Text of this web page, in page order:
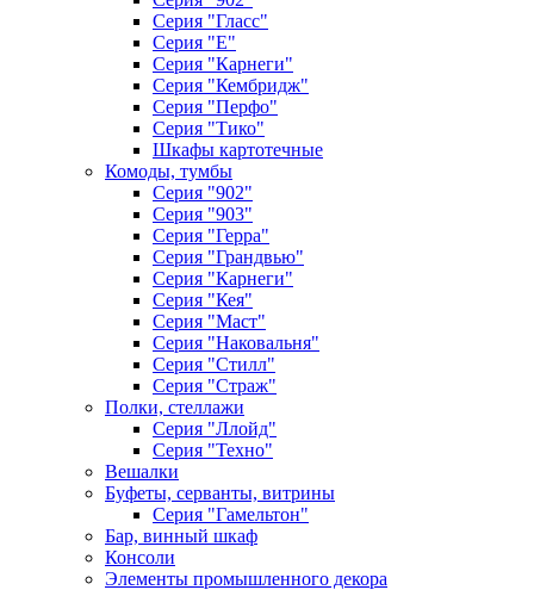
Серия "Гласс"
Серия "Е"
Серия "Карнеги"
Серия "Кембридж"
Серия "Перфо"
Серия "Тико"
Шкафы картотечные
Комоды, тумбы
Серия "902"
Серия "903"
Серия "Герра"
Серия "Грандвью"
Серия "Карнеги"
Серия "Кея"
Серия "Маст"
Серия "Наковальня"
Серия "Стилл"
Серия "Страж"
Полки, стеллажи
Серия "Ллойд"
Серия "Техно"
Вешалки
Буфеты, серванты, витрины
Серия "Гамельтон"
Бар, винный шкаф
Консоли
Элементы промышленного декора